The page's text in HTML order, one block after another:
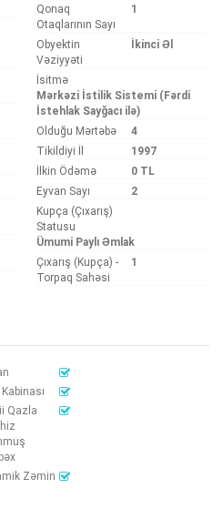
Qonaq
Otaqlarının Sayı
1
Obyektin
Vəziyyəti
İkinci Əl
İsitmə
Mərkəzi İstilik Sistemi (Fərdi
İstehlak Sayğacı ilə)
Olduğu Mərtəbə
4
Tikildiyi İl
1997
İlkin Ödəmə
0 TL
Eyvan Sayı
2
Kupça (Çıxarış)
Statusu
Ümumi Paylı Əmlak
Çıxarış (Kupça) -
Torpaq Sahəsi
1
Qazla
Zəmin